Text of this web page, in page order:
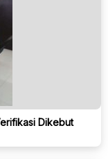
Dikebut